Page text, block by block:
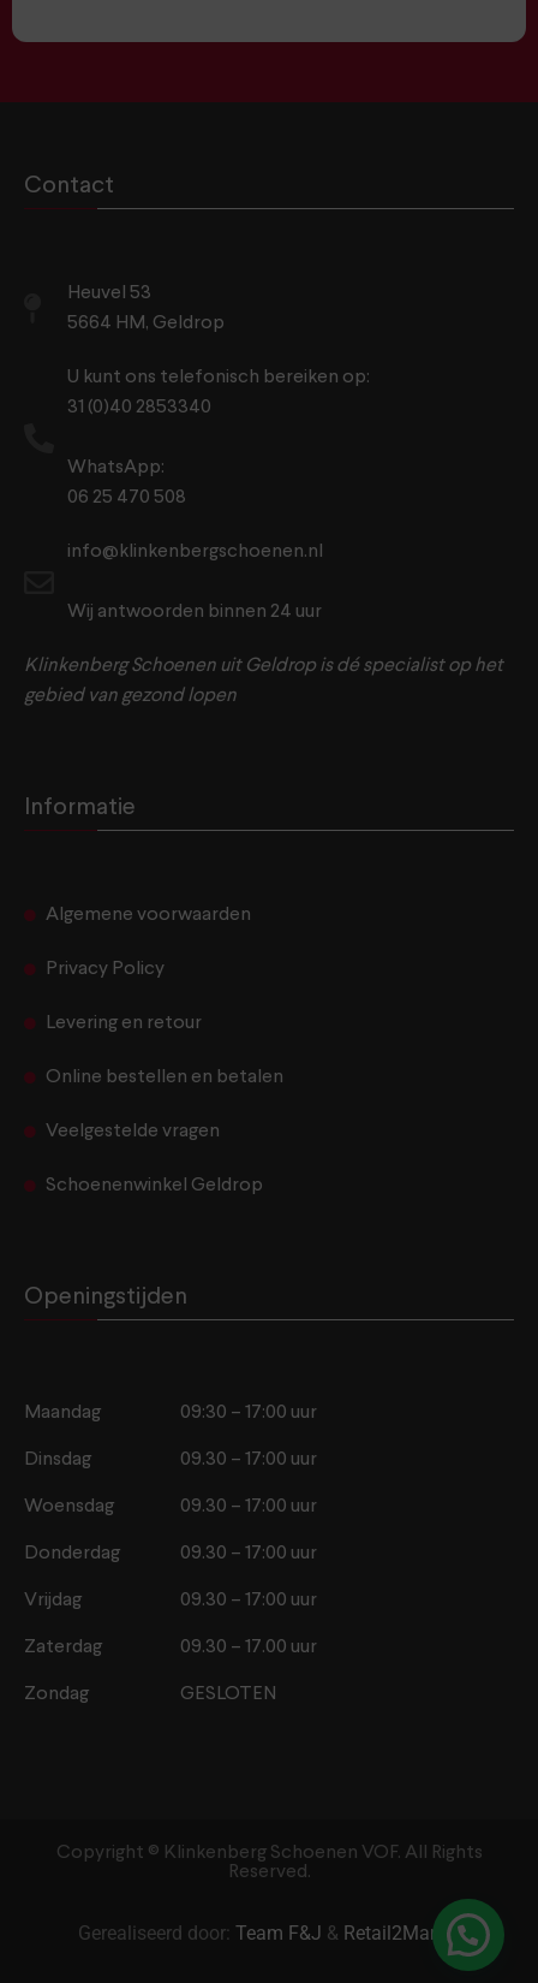
Contact
Heuvel 53
5664 HM, Geldrop
U kunt ons telefonisch bereiken op:
31 (0)40 2853340
WhatsApp:
06 25 470 508
info@klinkenbergschoenen.nl
Wij antwoorden binnen 24 uur
Klinkenberg Schoenen uit Geldrop is dé specialist op het
gebied van gezond lopen
Informatie
Algemene voorwaarden
Privacy Policy
Levering en retour
Online bestellen en betalen
Veelgestelde vragen
Schoenenwinkel Geldrop
Openingstijden
Maandag 09:30 – 17:00 uur
Dinsdag 09.30 – 17:00 uur
Woensdag 09.30 – 17:00 uur
Donderdag 09.30 – 17:00 uur
Vrijdag 09.30 – 17:00 uur
Zaterdag 09.30 – 17.00 uur
Zondag GESLOTEN
Copyright ©️ Klinkenberg Schoenen VOF. All Rights
Reserved.
Gerealiseerd door: Team F&J & Retail2Market